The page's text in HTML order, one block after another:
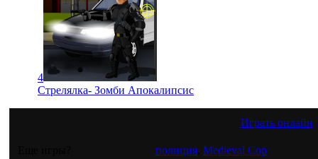
4
Стрелялка- Зомби Апокалипсис
Играть онлайн
полиция Medieval Cop